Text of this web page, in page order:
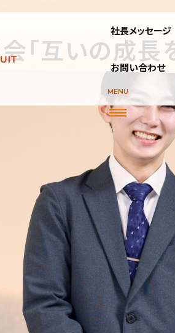
社長メッセージ
お問い合わせ
MENU
「互いの成長